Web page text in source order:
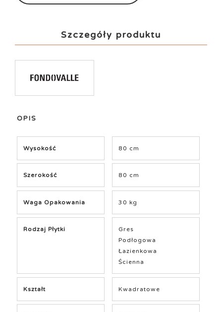
Szczegóły produktu
OPIS
Wysokość 80 cm
Szerokość 80 cm
Waga Opakowania 30 kg
Rodzaj Płytki
Gres
Podłogowa
Łazienkowa
Ścienna
Kształt Kwadratowe